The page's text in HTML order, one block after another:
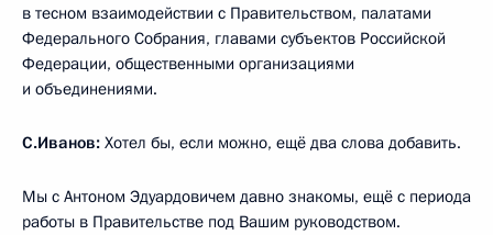
в тесном взаимодействии с Правительством, палатами
Федерального Собрания, главами субъектов Российской
Федерации, общественными организациями
и объединениями.
С.Иванов: Хотел бы, если можно, ещё два слова добавить.
Мы с Антоном Эдуардовичем давно знакомы, ещё с периода
работы в Правительстве под Вашим руководством.